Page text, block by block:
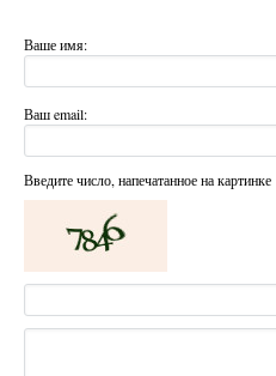
Ваше имя:
Ваш email:
Введите число, напечатанное на картинке